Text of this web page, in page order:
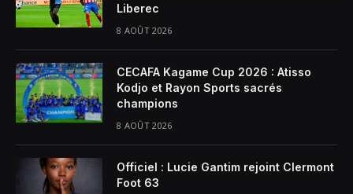
Liberec
8 AOÛT 2026
CECAFA Kagame Cup 2026 : Atisso
Kodjo et Rayon Sports sacrés
champions
8 AOÛT 2026
Officiel : Lucie Gantim rejoint Clermont
Foot 63